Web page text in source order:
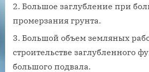
Большое заглубление при
промерзания грунта.
Большой объем земляных
строительстве заглубленного
большого подвала.